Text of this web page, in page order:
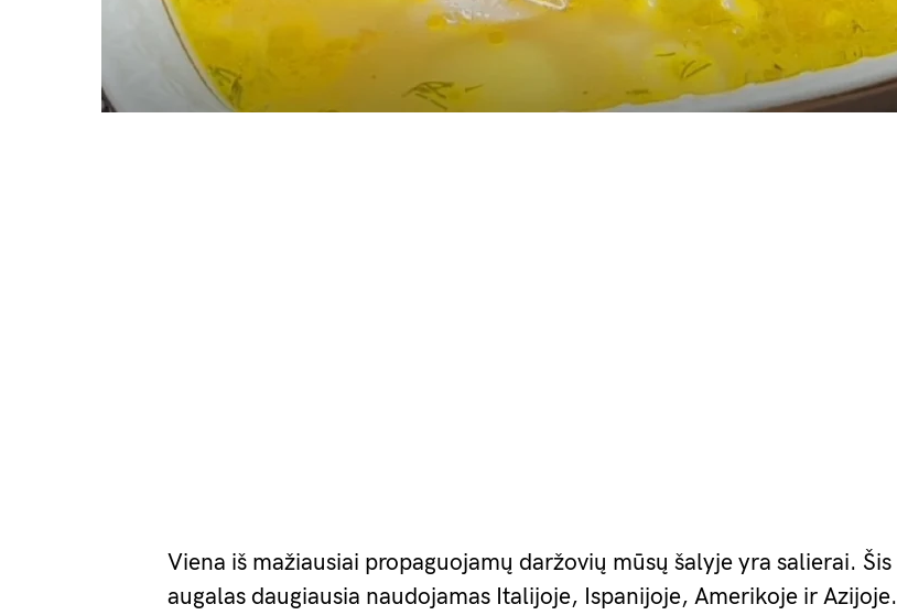
Viena iš mažiausiai propaguojamų daržovių mūsų šalyje yra salierai. Šis
augalas daugiausia naudojamas Italijoje, Ispanijoje, Amerikoje ir Azijoje.